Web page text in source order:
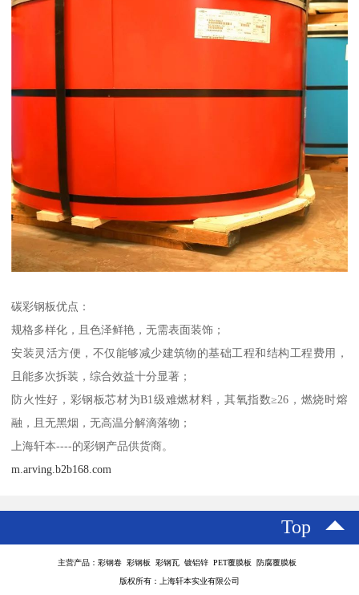
碳彩钢板优点：
规格多样化，且色泽鲜艳，无需表面装饰；
安装灵活方便，不仅能够减少建筑物的基础工程和结构工程费用，
且能多次拆装，综合效益十分显著；
防火性好，彩钢板芯材为B1级难燃材料，其氧指数≥26，燃烧时熔
融，且无黑烟，无高温分解滴落物；
上海轩本----的彩钢产品供货商。
m.arving.b2b168.com
Top
主营产品：彩钢卷 彩钢板 彩钢瓦 镀铝锌 PET覆膜板 防腐覆膜板
版权所有：上海轩本实业有限公司